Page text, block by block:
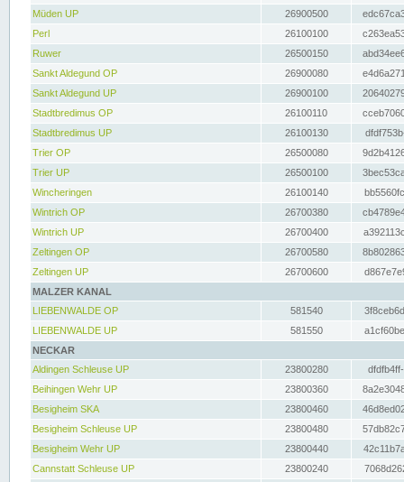
Müden UP
26900500
Perl
26100100
Ruwer
26500150
Sankt Aldegund OP
26900080
Sankt Aldegund UP
26900100
Stadtbredimus OP
26100110
Stadtbredimus UP
26100130
Trier OP
26500080
Trier UP
26500100
Wincheringen
26100140
Wintrich OP
26700380
Wintrich UP
26700400
Zeltingen OP
26700580
Zeltingen UP
26700600
MALZER KANAL
LIEBENWALDE OP
581540
LIEBENWALDE UP
581550
NECKAR
Aldingen Schleuse UP
23800280
Beihingen Wehr UP
23800360
Besigheim SKA
23800460
Besigheim Schleuse UP
23800480
Besigheim Wehr UP
23800440
Cannstatt Schleuse UP
23800240